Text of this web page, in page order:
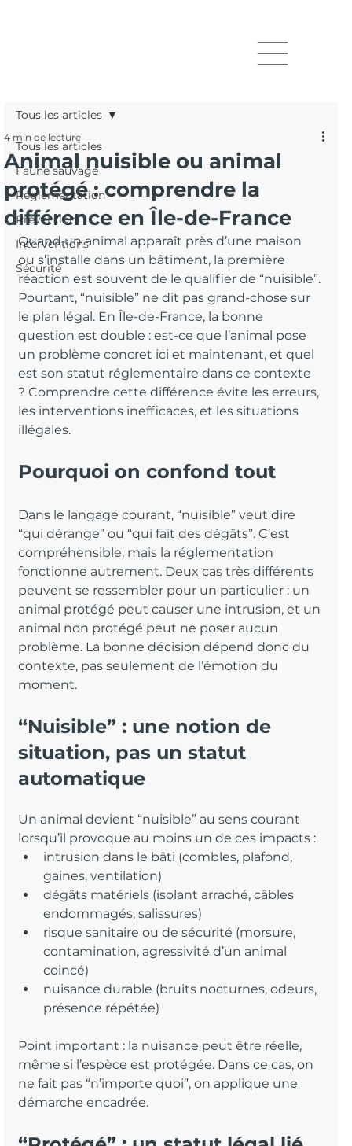
Tous les articles
Faune sauvage
Réglementation
Prévention
Interventions
Sécurité
Tous les articles
Animal nuisible ou animal
protégé : comprendre la
différence en Île-de-France
4 min de lecture
Quand un animal apparaît près d’une maison
ou s’installe dans un bâtiment, la première
réaction est souvent de le qualifier de “nuisible”.
Pourtant, “nuisible” ne dit pas grand-chose sur
le plan légal. En Île-de-France, la bonne
question est double : est-ce que l’animal pose
un problème concret ici et maintenant, et quel
est son statut réglementaire dans ce contexte
? Comprendre cette différence évite les erreurs,
les interventions inefficaces, et les situations
illégales.
Pourquoi on confond tout
Dans le langage courant, “nuisible” veut dire
“qui dérange” ou “qui fait des dégâts”. C’est
compréhensible, mais la réglementation
fonctionne autrement. Deux cas très différents
peuvent se ressembler pour un particulier : un
animal protégé peut causer une intrusion, et un
animal non protégé peut ne poser aucun
problème. La bonne décision dépend donc du
contexte, pas seulement de l’émotion du
moment.
“Nuisible” : une notion de
situation, pas un statut
automatique
Un animal devient “nuisible” au sens courant
lorsqu’il provoque au moins un de ces impacts :
intrusion dans le bâti (combles, plafond,
gaines, ventilation)
dégâts matériels (isolant arraché, câbles
endommagés, salissures)
risque sanitaire ou de sécurité (morsure,
contamination, agressivité d’un animal
coincé)
nuisance durable (bruits nocturnes, odeurs,
présence répétée)
Point important : la nuisance peut être réelle,
même si l’espèce est protégée. Dans ce cas, on
ne fait pas “n’importe quoi”, on applique une
démarche encadrée.